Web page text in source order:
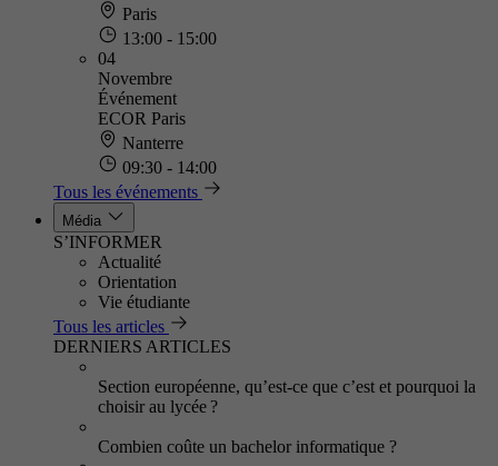
Paris
13:00 - 15:00
04
Novembre
Événement
ECOR Paris
Nanterre
09:30 - 14:00
Tous les événements
Média
S’INFORMER
Actualité
Orientation
Vie étudiante
Tous les articles
DERNIERS ARTICLES
Section européenne, qu’est-ce que c’est et pourquoi la
choisir au lycée ?
Combien coûte un bachelor informatique ?